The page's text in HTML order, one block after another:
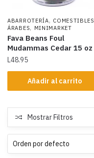
ABARROTERÍA, COMESTIBLES
ÁRABES, MINIMARKET
Fava Beans Foul
Mudammas Cedar 15 oz
L48.95
Añadir al carrito
Mostrar Filtros